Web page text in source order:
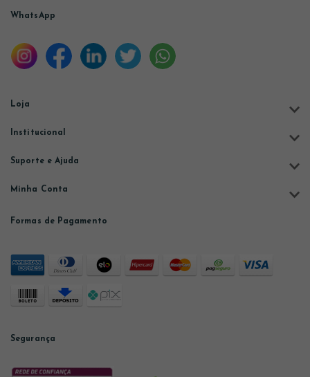
WhatsApp
Loja
Institucional
Suporte e Ajuda
Minha Conta
Formas de Pagamento
Segurança